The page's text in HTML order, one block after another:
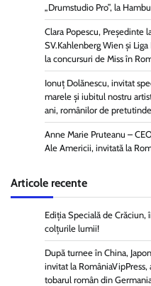
„Drumstudio Pro”, la
Clara Popescu, Președinte
SV.Kahlenberg Wien şi
la concursuri de Miss în
Ionuț Dolănescu, invitat
marele și iubitul nostru
ani, românilor de
Anne Marie Pruteanu –
Ale Americii, invitată la
Articole recente
Ediția Specială de
colțurile lumii!
După turnee în China,
invitat la
tobarul român din